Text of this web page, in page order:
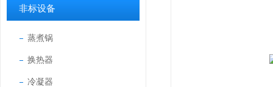
非标设备
蒸煮锅
换热器
冷凝器